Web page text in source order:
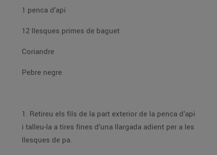
1 penca d’api
12 llesques primes de baguet
Coriandre
Pebre negre
1. Retireu els fils de la part exterior de la penca d’api
i talleu-la a tires fines d’una llargada adient per a les
llesques de pa.